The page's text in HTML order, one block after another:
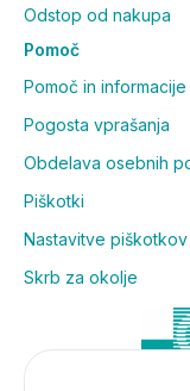
Odstop od nakupa
Pomoč
Pomoč in informacije
Pogosta vprašanja
Obdelava osebnih
Piškotki
Nastavitve piškotkov
Skrb za okolje